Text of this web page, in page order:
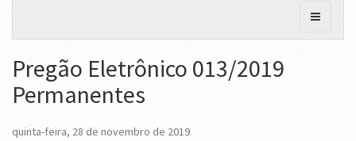
Pregão Eletrônico 013/2019
Permanentes
quinta-feira, 28 de novembro de 2019